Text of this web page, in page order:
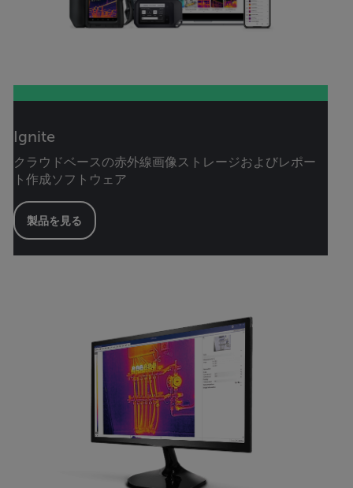
Ignite
クラウドベースの赤外線画像ストレージおよびレポー
ト作成ソフトウェア
製品を見る